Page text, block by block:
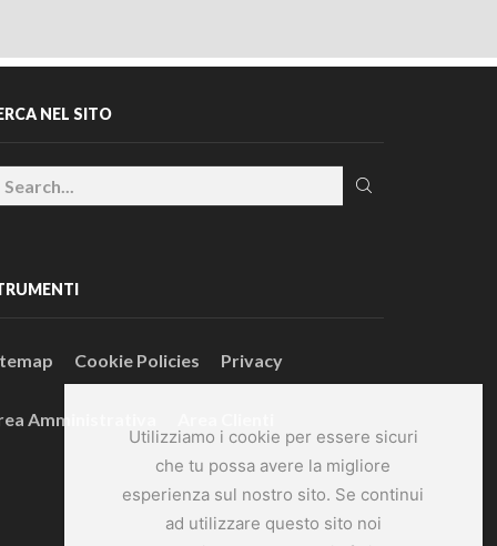
Utilizziamo i cookie per essere sicuri
che tu possa avere la migliore
esperienza sul nostro sito. Se continui
ad utilizzare questo sito noi
NEL SITO
Cookie Policies Privacy
Amministrativa